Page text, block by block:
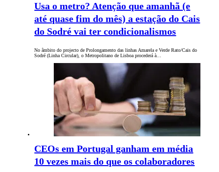
Usa o metro? Atenção que amanhã (e
até quase fim do mês) a estação do Cais
do Sodré vai ter condicionalismos
No âmbito do projecto de Prolongamento das linhas Amarela e Verde Rato/Cais do
Sodré (Linha Circular), o Metropolitano de Lisboa procederá à…
CEOs em Portugal ganham em média
10 vezes mais do que os colaboradores